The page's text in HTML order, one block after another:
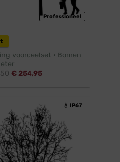
Professioneel
voordeelset · Bomen
€ 254,95
💧 IP67